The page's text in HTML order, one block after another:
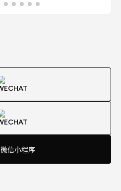
微信小程序